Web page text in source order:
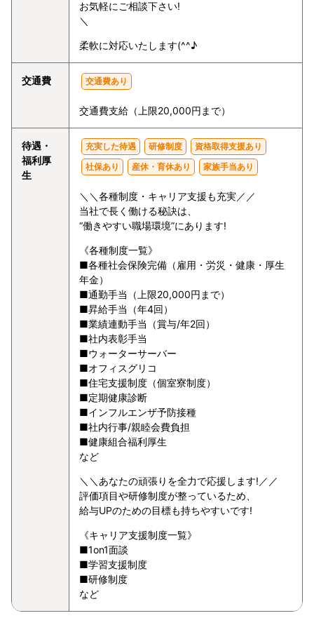
お気軽にご相談下さい!
＼
柔軟に対応いたします(^^♪
交通費 交通費あり
交通費支給（上限20,000円まで）
待遇・
福利厚
生
充実した待遇 研修制度
資格取得支援あり
社保あり
産休・育休あり 家族手当あり
＼＼各種制度・キャリア支援も充実／／
当社で長く働ける秘訣は、
“働きやすい職場環境”にあります!
《各種制度一覧》
■各種社会保険完備（雇用・労災・健康・厚生
年金）
■通勤手当（上限20,000円まで）
■昇給手当（年4回）
■業績連動手当（賞与/年2回）
■社内表彰手当
■ウォーターサーバー
■オフィスグリコ
■住宅支援制度（個室寮制度）
■定期健康診断
■インフルエンザ予防接種
■社内行事/親睦会費負担
■健康組合福利厚生
など
＼＼あなたの頑張りを全力で応援します!／／
評価項目や研修制度が整っているため、
給与UPのための目標も持ちやすいです!
《キャリア支援制度一覧》
■1on1面談
■学習支援制度
■研修制度
など